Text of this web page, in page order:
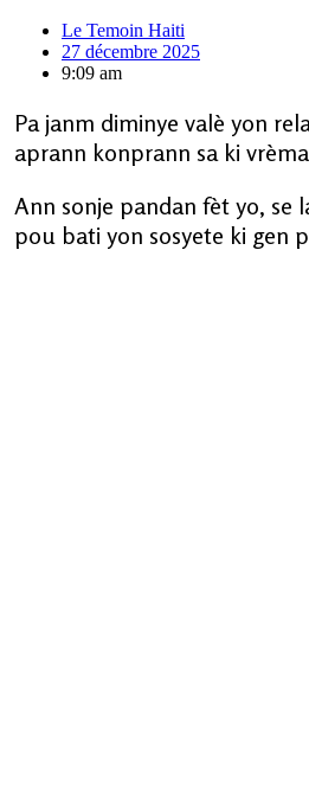
Le Temoin Haiti
27 décembre 2025
9:09 am
Pa janm diminye valè yon
aprann konprann sa ki
Ann sonje pandan fèt yo, se
pou bati yon sosyete ki gen